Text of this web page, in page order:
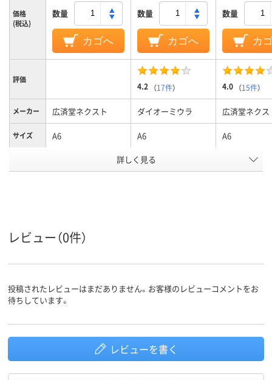
価格
(税込)
数量
カゴへ
数量
カゴへ
数量
カ
評価
4.2 （17件） 4.0 （15件）
メーカー 広済堂ネクスト ダイオーミウラ 広済堂ネクス
サイズ A6 A6 A6
ループ
ブルー系
マルチカラ
セット
詳しく見る
レビュー（0件）
投稿されたレビューはまだありません。お客様のレビューコメントをお
待ちしています。
レビューを書く